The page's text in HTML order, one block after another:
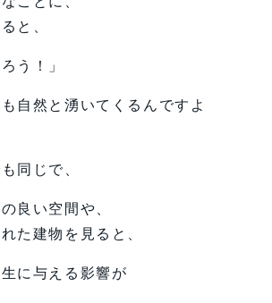
と、
う！」
自然と湧いてくるんですよ
同じで、
良い空間や、
た建物を見ると、
生に与える影響が